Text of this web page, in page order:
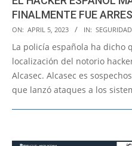
FINALMENTE FUE
2023-
04-
05
ON: APRIL 5, 2023 IN:
La policía española ha dicho
localización del notorio
Alcasec. Alcasec es
que lanzó ataques a los